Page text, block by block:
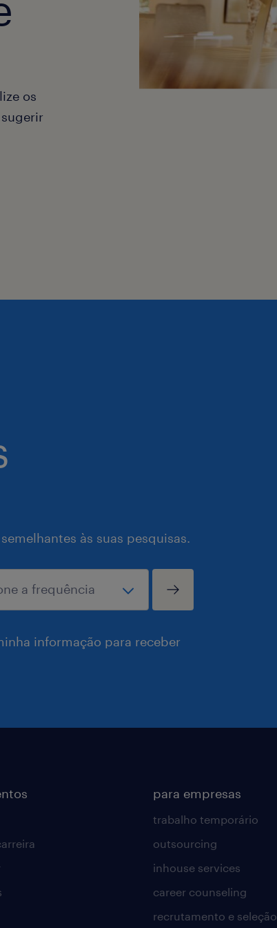
os
às suas pesquisas.
informação para receber
para empresas
trabalho temporário
outsourcing
inhouse services
career counseling
recrutamento e seleção